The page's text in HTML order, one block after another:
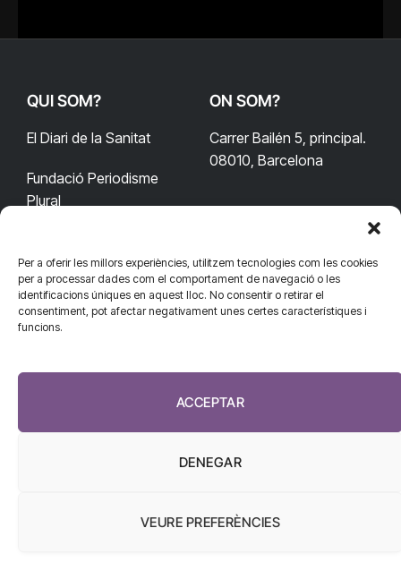
Per a oferir les millors experiències, utilitzem tecnologies com les cookies
per a processar dades com el comportament de navegació o les
identificacions úniques en aquest lloc. No consentir o retirar el
consentiment, pot afectar negativament unes certes característiques i
funcions.
ACCEPTAR
DENEGAR
VEURE PREFERÈNCIES
QUI SOM?
El Diari de la Sanitat
Fundació Periodisme
Plural
ON SOM?
Carrer Bailén 5, principal.
08010, Barcelona
CONTACTA'NS
redaccio@diarisanitat.cat
932 311 247
CONNECTA